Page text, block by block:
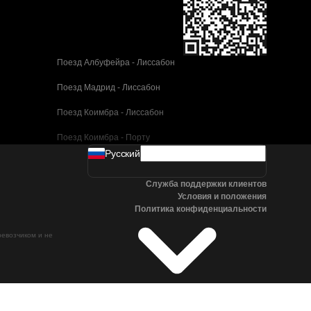
Поезд Албуфейра - Лиссабон
Поезд Мадрид - Лиссабон
Поезд Коимбра - Лиссабон
Поезд Коимбра - Порту
Поезд Валенсия - Барселона
Поезд Севилья - Барселона
Поезд Малага - Барселона
Поезд Малага - Мадрид
и не
Pусский
Служба поддержки клиентов
Условия и положения
Политика конфиденциальности